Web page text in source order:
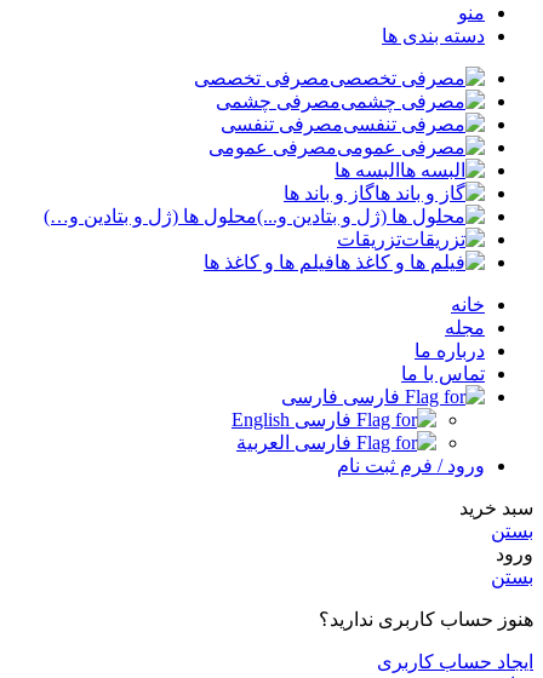
منو
دسته بندی ها
مصرفی تخصصی
مصرفی چشمی
مصرفی تنفسی
مصرفی عمومی
البسه ها
گاز و باند ها
محلول ها (ژل و بتادین و…)
تزریقات
فیلم ها و کاغذ ها
خانه
مجله
درباره ما
تماس با ما
فارسی
English
العربية
ورود / فرم ثبت نام
خرید
حساب کاربری ندارید؟
حساب کاربری